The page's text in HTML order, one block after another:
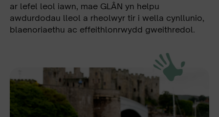
ar lefel leol iawn, mae GLÂN yn helpu
awdurdodau lleol a rheolwyr tir i wella cynllunio,
blaenoriaethu ac effeithlonrwydd gweithredol.